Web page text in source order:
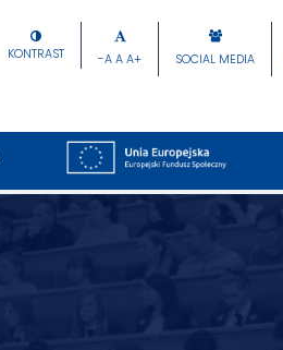
KONTRAST -A A A+ SOCIAL MEDIA